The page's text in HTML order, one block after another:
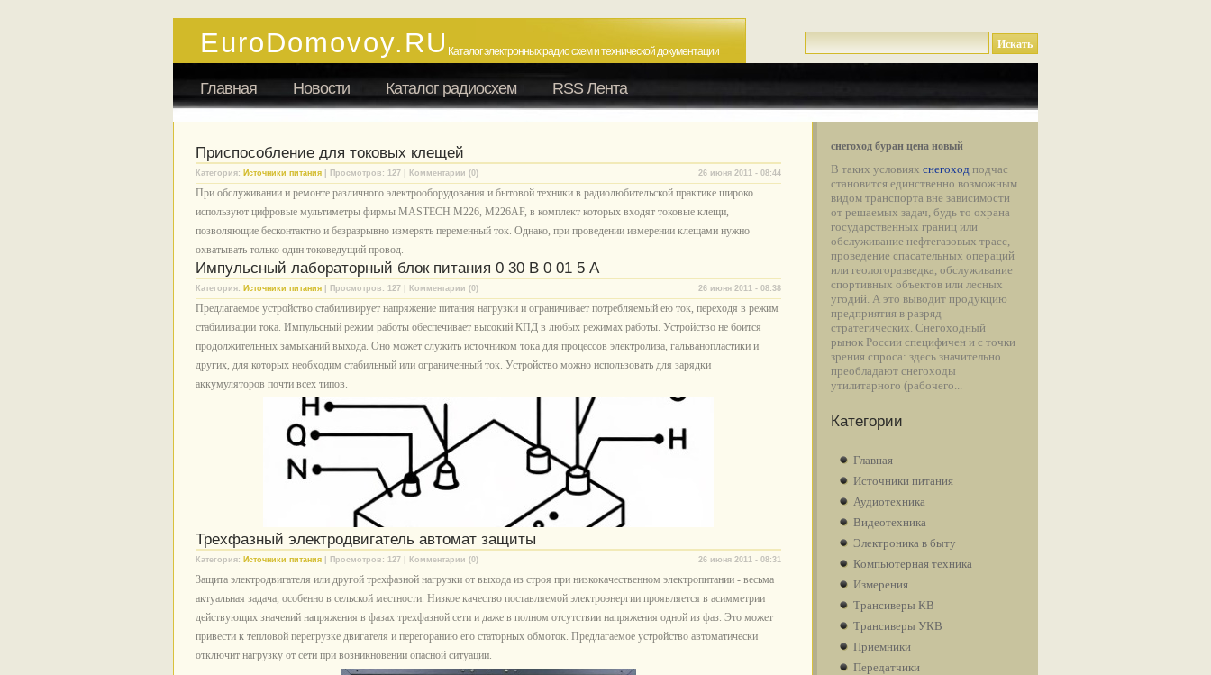
EuroDomovoy.RU Каталог электронных радио схем и технической документации
Главная Новости Каталог радиосхем RSS Лента
Приспособление для токовых клещей
Категория: Источники питания | Просмотров: 127 | Комментарии (0) 26 июня 2011 - 08:44
При обслуживании и ремонте различного электрооборудования и бытовой техники в радиолюбительской практике широко
используют цифровые мультиметры фирмы MASTECH М226, M226AF, в комплект которых входят токовые клещи,
позволяющие бесконтактно и безразрывно измерять переменный ток. Однако, при проведении измерении клещами нужно
охватывать только один токоведущий провод.
Импульсный лабораторный блок питания 0 30 В 0 01 5 А
Категория: Источники питания | Просмотров: 127 | Комментарии (0) 26 июня 2011 - 08:38
Предлагаемое устройство стабилизирует напряжение питания нагрузки и ограничивает потребляемый ею ток, переходя в режим
стабилизации тока. Импульсный режим работы обеспечивает высокий КПД в любых режимах работы. Устройство не боится
продолжительных замыканий выхода. Оно может служить источником тока для процессов электролиза, гальванопластики и
других, для которых необходим стабильный или ограниченный ток. Устройство можно использовать для зарядки
аккумуляторов почти всех типов.
Трехфазный электродвигатель автомат защиты
Категория: Источники питания | Просмотров: 127 | Комментарии (0) 26 июня 2011 - 08:31
3ащита электродвигателя или другой трехфазной нагрузки от выхода из строя при низкокачественном электропитании - весьма
актуальная задача, особенно в сельской местности. Низкое качество поставляемой электроэнергии проявляется в асимметрии
действующих значений напряжения в фазах трехфазной сети и даже в полном отсутствии напряжения одной из фаз. Это может
привести к тепловой перегрузке двигателя и перегоранию его статорных обмоток. Предлагаемое устройство автоматически
отключит нагрузку от сети при возникновении опасной ситуации.
снегоход буран цена новый
В таких условиях снегоход подчас
становится единственно возможным
видом транспорта вне зависимости
от решаемых задач, будь то охрана
государственных границ или
обслуживание нефтегазовых трасс,
проведение спасательных операций
или геологоразведка, обслуживание
спортивных объектов или лесных
угодий. А это выводит продукцию
предприятия в разряд
стратегических. Снегоходный
рынок России специфичен и с точки
зрения спроса: здесь значительно
преобладают снегоходы
утилитарного (рабочего...
Категории
Главная
Источники питания
Аудиотехника
Видеотехника
Электроника в быту
Компьютерная техника
Измерения
Трансиверы КВ
Трансиверы УКВ
Приемники
Передатчики